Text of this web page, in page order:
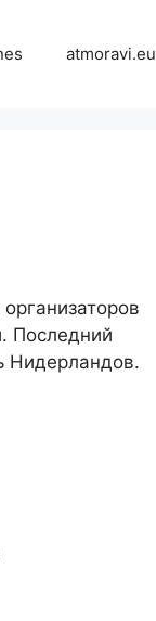
atmoravi.eu
Последний
Нидерландов.